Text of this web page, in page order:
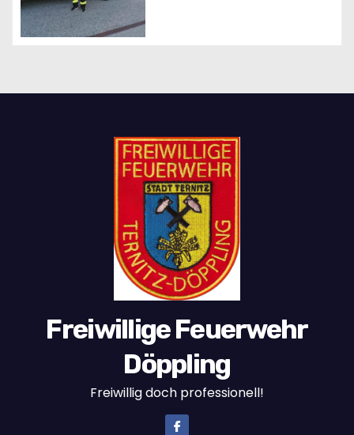
Freiwillige Feuerwehr
Döppling
Freiwillig doch professionell!